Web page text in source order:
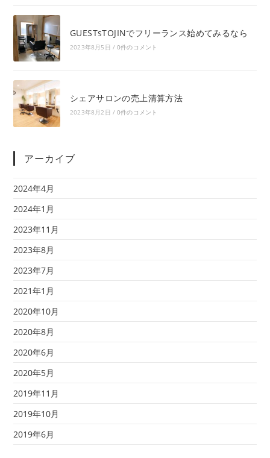
GUESTsTOJINでフリーランス始めてみるなら
2023年8月5日 / 0件のコメント
シェアサロンの売上清算方法
2023年8月2日 / 0件のコメント
アーカイブ
2024年4月
2024年1月
2023年11月
2023年8月
2023年7月
2021年1月
2020年10月
2020年8月
2020年6月
2020年5月
2019年11月
2019年10月
2019年6月